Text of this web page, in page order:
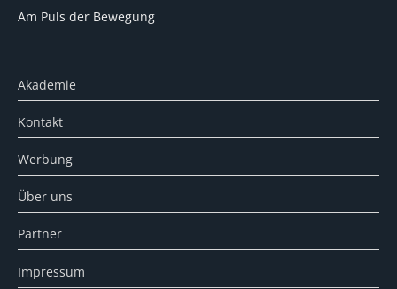
Am Puls der Bewegung
Akademie
Kontakt
Werbung
Über uns
Partner
Impressum